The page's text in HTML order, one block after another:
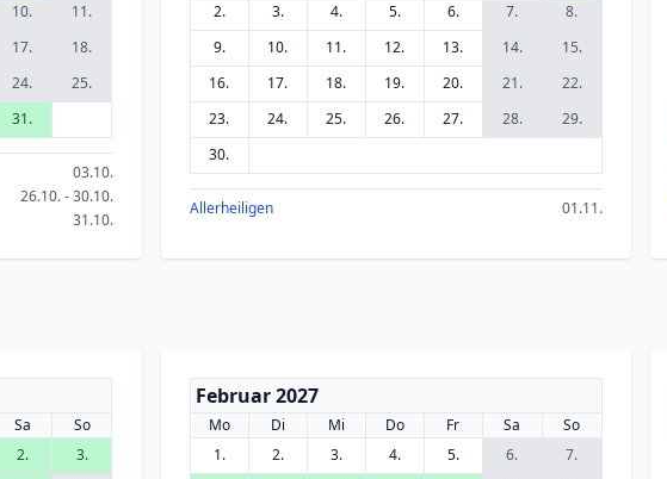
10.
11.
17.
18.
24.
25.
31.
03.10.
26.10. - 30.10.
31.10.
2.
3. 4. 5. 6. 7.
8.
9.
10. 11. 12. 13. 14.
15.
16.
17. 18. 19. 20. 21.
22.
23.
24. 25. 26. 27. 28.
29.
30.
Allerheiligen 01.11.
Sa
So
2.
3.
Februar 2027
Mo Di Mi Do Fr Sa
So
1.
2. 3. 4. 5. 6.
7.